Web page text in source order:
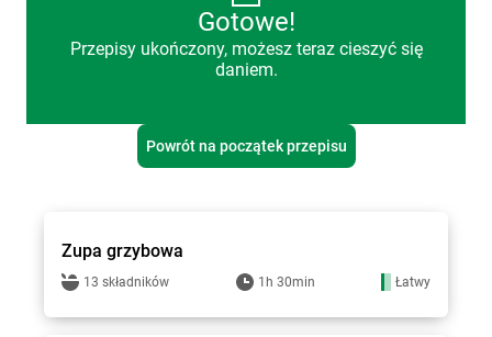
Gotowe!
Przepisy ukończony, możesz teraz cieszyć się
daniem.
Powrót na początek przepisu
Zupa grzybowa
13 składników 1h 30min Łatwy
Smakowite Dania